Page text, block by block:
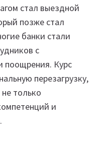
стал выездной
позже стал
банки стали
с
поощрения. Курс
перезагрузку,
только
и